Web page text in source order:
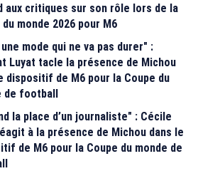
aux critiques sur son rôle lors de la
du monde 2026 pour M6
une mode qui ne va pas durer" :
Luyat tacle la présence de Michou
dispositif de M6 pour la Coupe du
de football
la place d’un journaliste" : Cécile
à la présence de Michou dans le
de M6 pour la Coupe du monde de